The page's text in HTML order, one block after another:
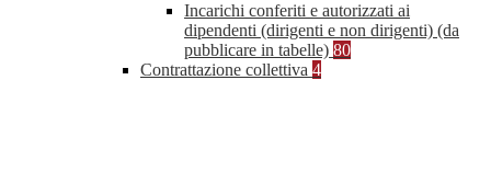
Incarichi conferiti e autorizzati ai
dipendenti (dirigenti e non dirigenti) (da
pubblicare in tabelle) 80
Contrattazione collettiva 4